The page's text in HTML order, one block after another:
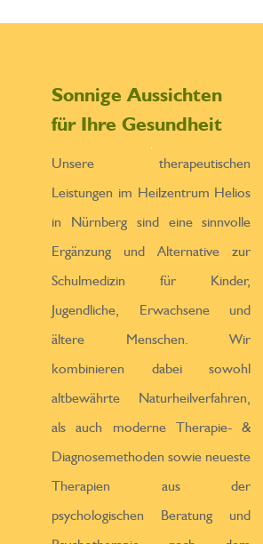
Sonnige Aussichten
für Ihre Gesundheit
Unsere therapeutischen
Leistungen im Heilzentrum Helios
in Nürnberg sind eine sinnvolle
Ergänzung und Alternative zur
Schulmedizin für Kinder,
Jugendliche, Erwachsene und
ältere Menschen. Wir
kombinieren dabei sowohl
altbewährte Naturheilverfahren,
als auch moderne Therapie- &
Diagnosemethoden sowie neueste
Therapien aus der
psychologischen Beratung und